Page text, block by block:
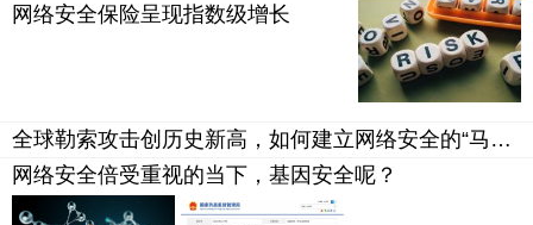
网络安全保险呈现指数级增长
全球勒索攻击创历史新高，如何建立网络安全的“马奇诺防线”？
网络安全倍受重视的当下，基因安全呢？